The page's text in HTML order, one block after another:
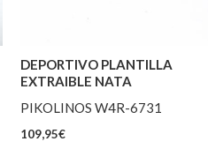
DEPORTIVO PLANTILLA
EXTRAIBLE NATA
PIKOLINOS W4R-6731
109,95€